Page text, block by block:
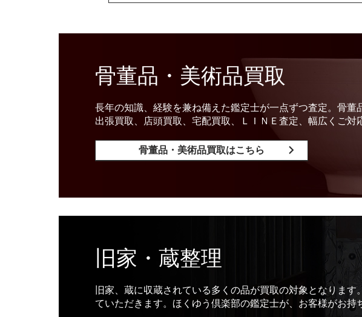
骨董品・美術品買取
長年の知識、経験を兼ね備えた鑑定士が一点ずつ査定。骨
出張買取、店頭買取、宅配買取、ＬＩＮＥ査定、幅広くご対
骨董品・美術品買取はこちら
旧家・蔵整理
旧家、蔵に収蔵されている多くの品が買取の対象となりま
ていただきます。ほくゆう倶楽部の鑑定士が、お客様がお持